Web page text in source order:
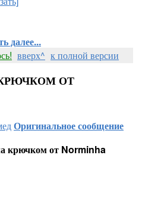
далее...
вверх^ к полной версии
ОТ
Оригинальное сообщение
крючком от Norminha